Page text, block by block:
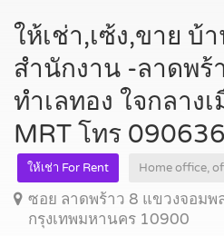
ให้เช่า,เซ้ง,ขาย บ้
สำนักงาน -ลาดพร้
ทำเลทอง ใจกลางเ
MRT โทร
ให้เช่า For Rent Home office,
ซอย ลาดพร้าว 8 แขวงจอมพ
กรุงเทพมหานคร 10900